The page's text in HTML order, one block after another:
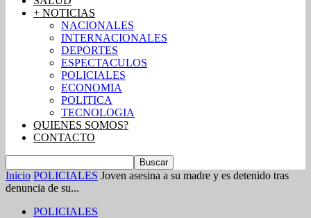
+ NOTICIAS
NACIONALES
INTERNACIONALES
DEPORTES
ESPECTACULOS
POLICIALES
ECONOMIA
POLITICA
TECNOLOGIA
QUIENES SOMOS?
CONTACTO
Inicio POLICIALES Joven asesina a su madre y es detenido tras
denuncia de su...
POLICIALES